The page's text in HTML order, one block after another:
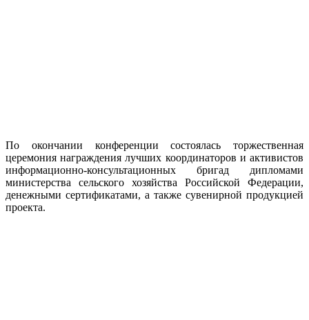
По окончании конференции состоялась торжественная
церемония награждения лучших координаторов и активистов
информационно-консультационных бригад дипломами
министерства сельского хозяйства Российской Федерации,
денежными сертификатами, а также сувенирной продукцией
проекта.